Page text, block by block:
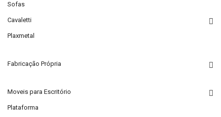
Sofas
Cavaletti
Plaxmetal
Fabricação Própria
Moveis para Escritório
Plataforma